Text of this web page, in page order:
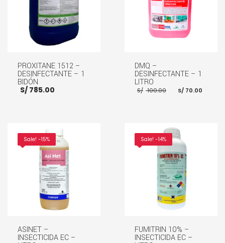
PROXITANE 1512 –
DESINFECTANTE – 1
BIDÓN
S/ 785.00
AÑADIR AL CARRITO
DMQ –
DESINFECTANTE – 1
LITRO
S/ 100.00 El
precio
S/70.00
AÑADIR AL CARRITO
Sale! -15%
ASINET –
INSECTICIDA EC –
Sale! -14%
FUMITRIN 10% –
INSECTICIDA EC –